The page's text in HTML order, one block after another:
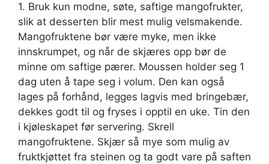
1. Bruk kun modne, søte, saftige mangofrukter,
slik at desserten blir mest mulig velsmakende.
Mangofruktene bør være myke, men ikke
innskrumpet, og når de skjæres opp bør de
minne om saftige pærer. Moussen holder seg 1
dag uten å tape seg i volum. Den kan også
lages på forhånd, legges lagvis med bringebær,
dekkes godt til og fryses i opptil en uke. Tin den
i kjøleskapet før servering. Skrell
mangofruktene. Skjær så mye som mulig av
fruktkjøttet fra steinen og ta godt vare på saften